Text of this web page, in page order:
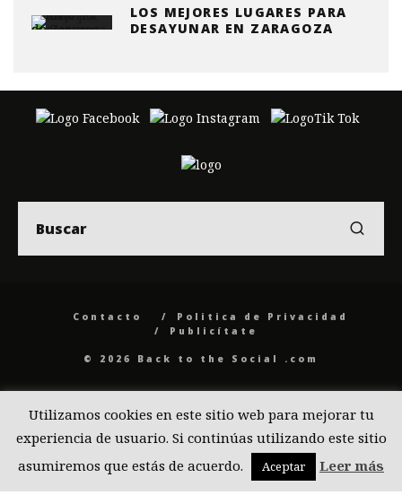
LOS MEJORES LUGARES PARA
DESAYUNAR EN ZARAGOZA
Contacto
Politica de Privacidad
Publicítate
© 2026 Back to the Social .com
Utilizamos cookies en este sitio web para mejorar tu
experiencia de usuario. Si continúas utilizando este sitio
asumiremos que estás de acuerdo.
Aceptar Leer más